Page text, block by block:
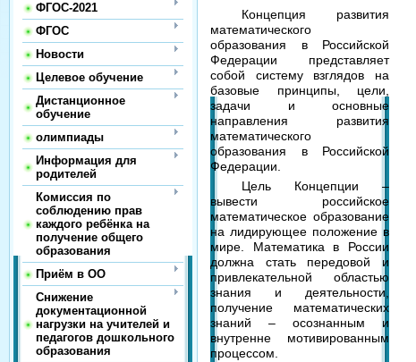
ФГОС-2021
ФГОС
Новости
Целевое обучение
Дистанционное
обучение
олимпиады
Информация для
родителей
Комиссия по
соблюдению прав
каждого ребёнка на
получение общего
образования
Приём в ОО
Снижение
документационной
нагрузки на учителей и
педагогов дошкольного
образования
Концепция развития
математического
образования в Российской
Федерации представляет
собой систему взглядов на
базовые принципы, цели,
задачи и основные
направления развития
математического
образования в Российской
Федерации.
Цель Концепции –
вывести российское
математическое образование
на лидирующее положение в
мире. Математика в России
должна стать передовой и
привлекательной областью
знания и деятельности,
получение математических
знаний – осознанным и
внутренне мотивированным
процессом.